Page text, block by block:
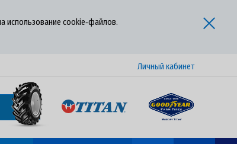
использование cookie‑файлов.
Личный кабинет